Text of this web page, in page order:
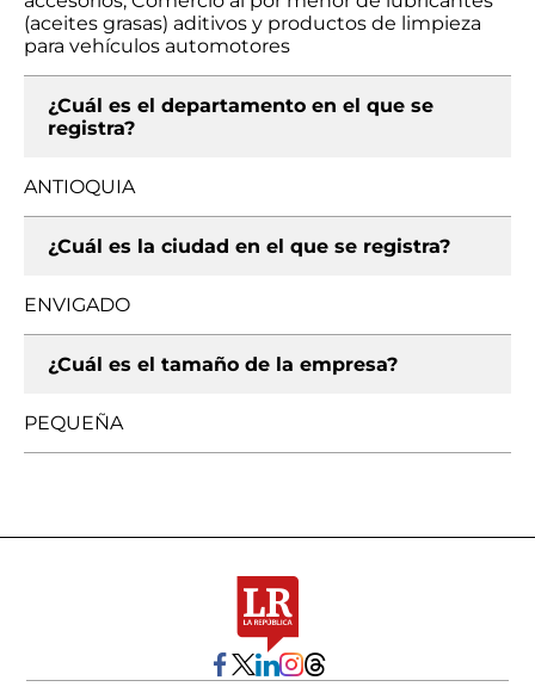
(aceites grasas) aditivos y productos de limpieza
para vehículos automotores
¿Cuál es el departamento en el que se
registra?
ANTIOQUIA
¿Cuál es la ciudad en el que se registra?
ENVIGADO
¿Cuál es el tamaño de la empresa?
PEQUEÑA